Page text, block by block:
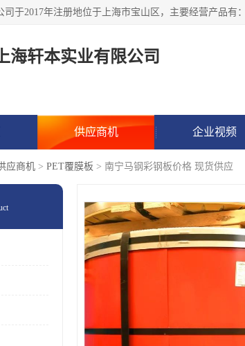
海轩本实业有限公司
供应商机 企业视频
应商机 > PET覆膜板 > 南宁马钢彩钢板价格 现货供应